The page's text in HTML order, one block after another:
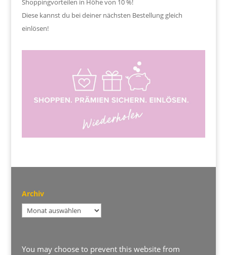
Shoppingvorteilen in Höhe von 10 %!
Diese kannst du bei deiner nächsten Bestellung gleich
einlösen!
Archiv
Archiv
You may choose to prevent this website from